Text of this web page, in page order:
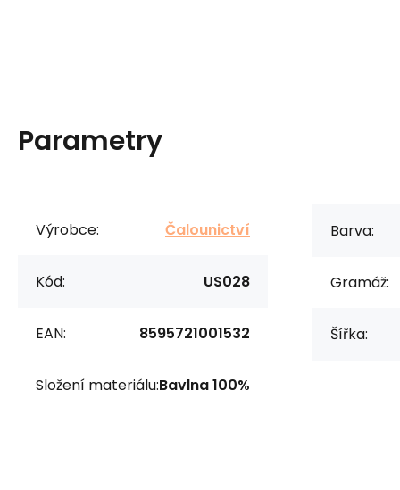
Parametry
Výrobce: Čalounictví
Kód: US028
EAN: 8595721001532
Složení materiálu:Bavlna 100%
Barva:
Gramáž:
Šířka: